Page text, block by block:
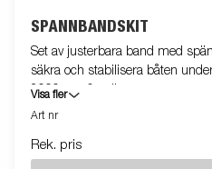
SPÄNNBANDSKIT
Set av justerbara band med
säkra och stabilisera båten
2000mm & spännare.
Visa fler
Art nr
Rek. pris